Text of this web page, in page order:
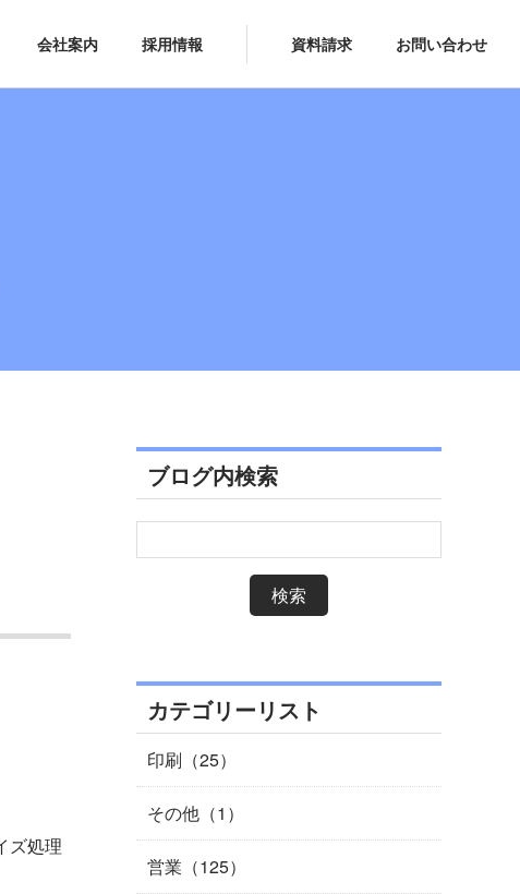
会社案内 採用情報 資料請求 お問い合わせ
ズ処理
ブログ内検索
カテゴリーリスト
印刷（25）
その他（1）
営業（125）